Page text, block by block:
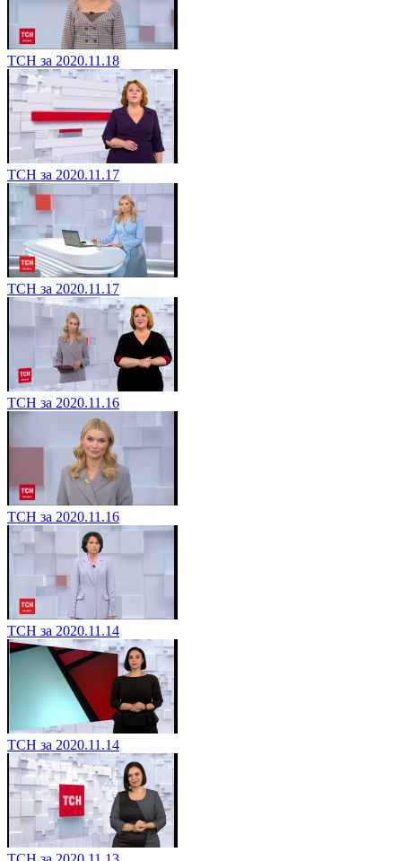
ТСН за 2020.11.18
ТСН за 2020.11.17
ТСН за 2020.11.17
ТСН за 2020.11.16
ТСН за 2020.11.16
ТСН за 2020.11.14
ТСН за 2020.11.14